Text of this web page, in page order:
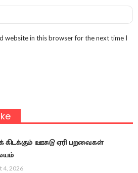
website in this browser for the next time I
கிடக்கும் ஊசுடு ஏரி பறவைகள்
4, 2026